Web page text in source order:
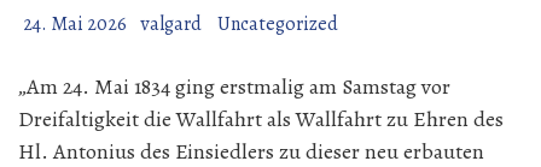
24. Mai 2026 valgard Uncategorized
„Am 24. Mai 1834 ging erstmalig am Samstag vor
Dreifaltigkeit die Wallfahrt als Wallfahrt zu Ehren des
Hl. Antonius des Einsiedlers zu dieser neu erbauten